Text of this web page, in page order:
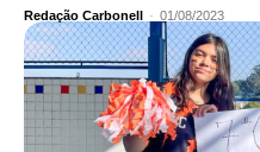
Redação Carbonell - 01/08/2023